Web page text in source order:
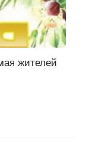
жителей